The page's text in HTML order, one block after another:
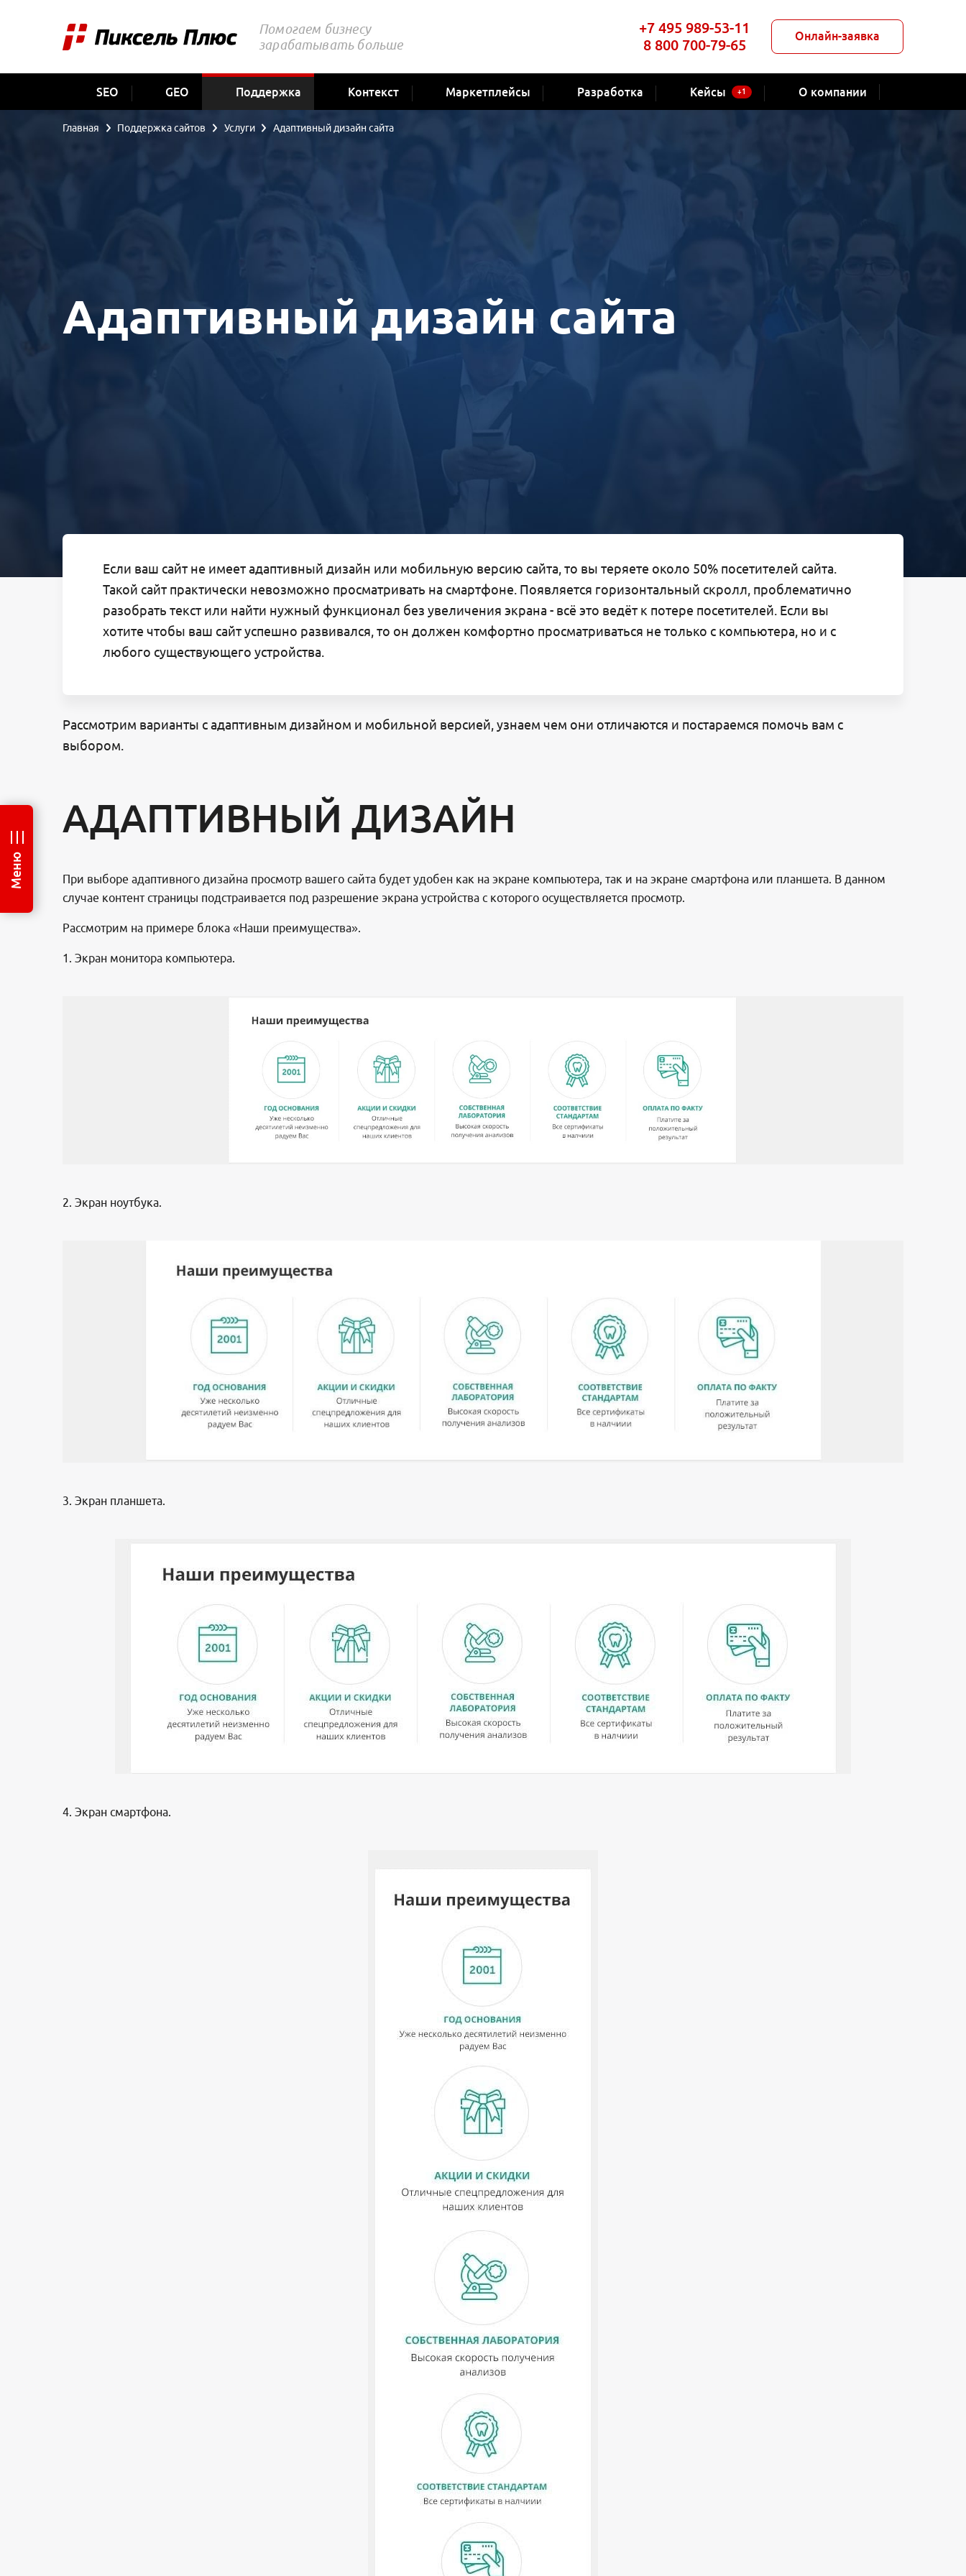
Помогаем бизнесу
зарабатывать больше
+7 495 989-53-11
8 800 700-79-65
Онлайн-заявка
SEO GEO Поддержка Контекст Маркетплейсы Разработка Кейсы +1 О компании
Адаптивный дизайн сайта
Главная Поддержка сайтов Услуги Адаптивный дизайн сайта
Если ваш сайт не имеет адаптивный дизайн или мобильную версию сайта, то вы теряете около 50% посетителей сайта.
Такой сайт практически невозможно просматривать на смартфоне. Появляется горизонтальный скролл, проблематично
разобрать текст или найти нужный функционал без увеличения экрана - всё это ведёт к потере посетителей. Если вы
хотите чтобы ваш сайт успешно развивался, то он должен комфортно просматриваться не только с компьютера, но и с
любого существующего устройства.
Рассмотрим варианты с адаптивным дизайном и мобильной версией, узнаем чем они отличаются и постараемся помочь вам с
выбором.
АДАПТИВНЫЙ ДИЗАЙН
При выборе адаптивного дизайна просмотр вашего сайта будет удобен как на экране компьютера, так и на экране смартфона или планшета. В данном
случае контент страницы подстраивается под разрешение экрана устройства с которого осуществляется просмотр.
Рассмотрим на примере блока «Наши преимущества».
1. Экран монитора компьютера.
2. Экран ноутбука.
3. Экран планшета.
4. Экран смартфона.
Меню